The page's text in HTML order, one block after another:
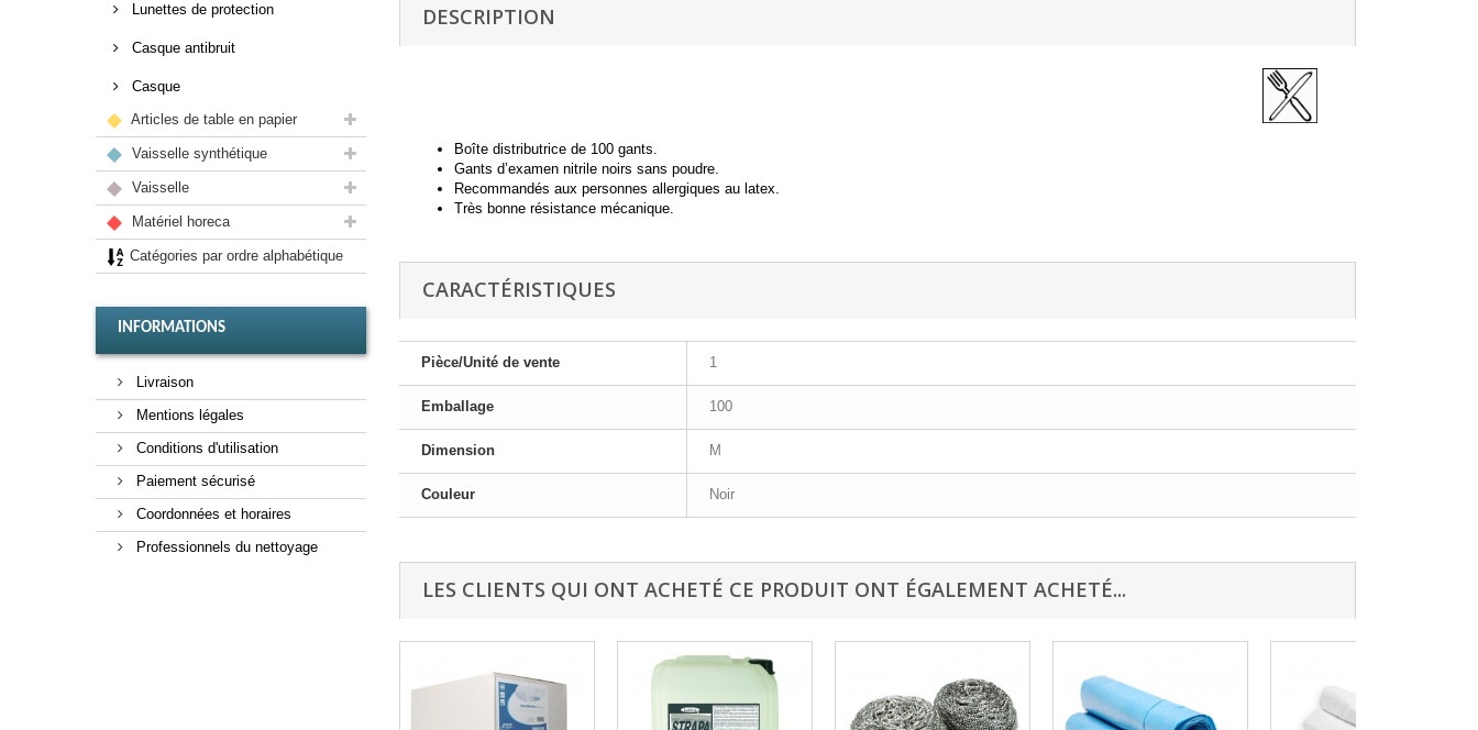
Lunettes de protection
Casque antibruit
Casque
Articles de table en papier
Vaisselle synthétique
Vaisselle
Matériel horeca
Catégories par ordre alphabétique
INFORMATIONS
Livraison
Mentions légales
Conditions d'utilisation
Paiement sécurisé
Coordonnées et horaires
Professionnels du nettoyage
DESCRIPTION
Boîte distributrice de 100 gants.
Gants d’examen nitrile noirs sans poudre.
Recommandés aux personnes allergiques au latex.
Très bonne résistance mécanique.
CARACTÉRISTIQUES
Pièce/Unité de vente 1
Emballage 100
Dimension M
Couleur Noir
LES CLIENTS QUI ONT ACHETÉ CE PRODUIT ONT ÉGALEMENT ACHETÉ...